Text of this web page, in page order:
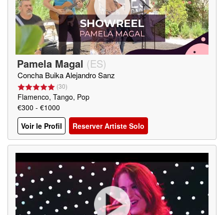
Pamela Magal (ES)
Concha Buika Alejandro Sanz
(30)
Flamenco, Tango, Pop
€300 - €1000
Voir le Profil
Reserver Artiste Solo